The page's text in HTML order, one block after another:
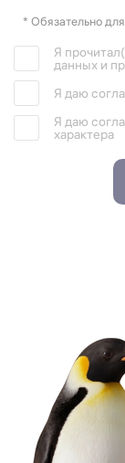
* Обязательно
Я
данных и
Я даю
Я даю
характера